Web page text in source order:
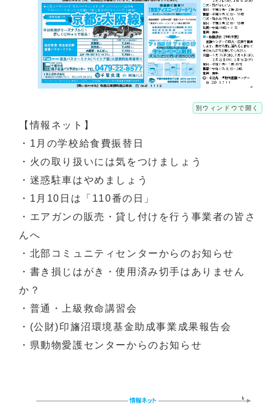
別ウィンドウで開く
【情報ネット】
・1月の学校給食費振替日
・火の取り扱いには気をつけましょう
・迷惑駐車はやめましょう
・1月10日は「110番の日」
・エアガンの販売・貸し付けを行う事業者の皆さ
んへ
・北部コミュニティセンターからのお知らせ
・書き損じはがき・使用済み切手はありません
か？
・普通・上級救命講習会
・(公財)印旛沼環境基金助成事業成果報告会
・県動物愛護センターからのお知らせ